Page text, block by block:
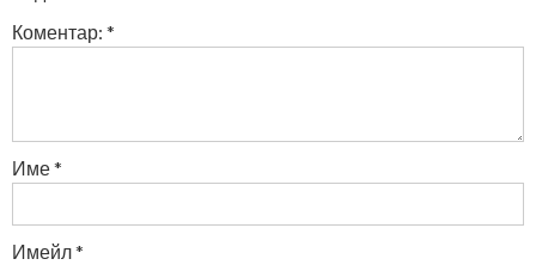
Коментар: *
Име*
Имейл*